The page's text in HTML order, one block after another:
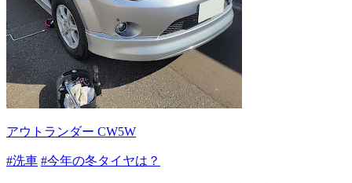
アウトランダー CW5W
#洗車 #今年の冬タイヤは？